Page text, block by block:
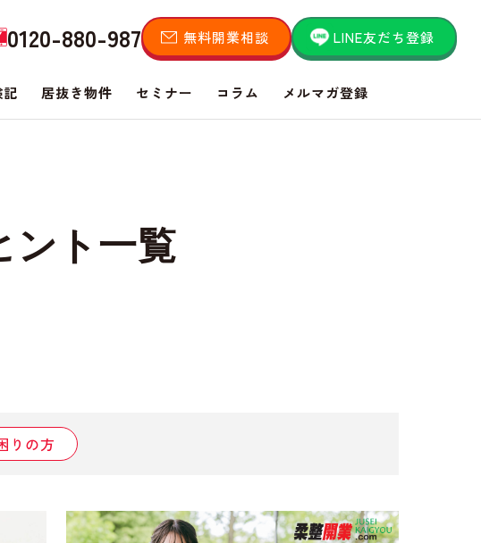
0120-880-987 無料開業相談 LINE友だち登録
居抜き物件 セミナー コラム メルマガ登録
ント一覧
りの方